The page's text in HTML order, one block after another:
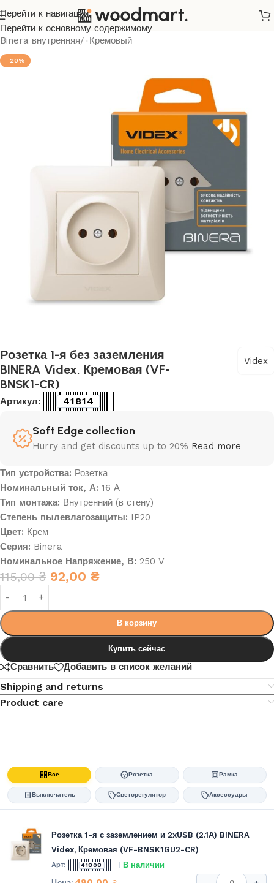
Перейти к навигации
Перейти к основному содержимому
Главная/ Розетки и выключатели/
Binera внутренняя/ Кремовый
-20%
Розетка 1-я без заземления
BINERA Videx, Кремовая (VF-
BNSK1-CR)
Videx
Артикул: 41814
Soft Edge collection
Hurry and get discounts up to 20% Read more
Тип устройства: Розетка
Номинальный ток, А: 16 А
Тип монтажа: Внутренний (в стену)
Степень пылевлагозащиты: IP20
Цвет: Крем
Серия: Binera
Номинальное Напряжение, В: 250 V
115,00₴ 92,00 ₴
В корзину
Купить сейчас
Сравнить Добавить в список желаний
Shipping and returns
Product care
Все Розетка Рамка
Выключатель Светорегулятор Аксессуары
Розетка 1-я с заземлением и 2xUSB (2.1А) BINERA
Videx, Кремовая (VF-BNSK1GU2-CR)
41808 В наличии